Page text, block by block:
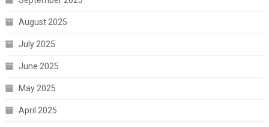
August 2025
July 2025
June 2025
May 2025
April 2025